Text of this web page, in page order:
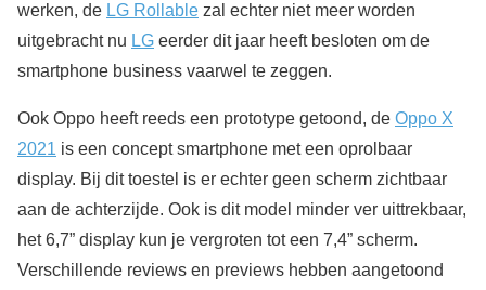
werken, de LG Rollable zal echter niet meer worden
uitgebracht nu LG eerder dit jaar heeft besloten om de
smartphone business vaarwel te zeggen.
Ook Oppo heeft reeds een prototype getoond, de Oppo X
2021 is een concept smartphone met een oprolbaar
display. Bij dit toestel is er echter geen scherm zichtbaar
aan de achterzijde. Ook is dit model minder ver uittrekbaar,
het 6,7” display kun je vergroten tot een 7,4” scherm.
Verschillende reviews en previews hebben aangetoond